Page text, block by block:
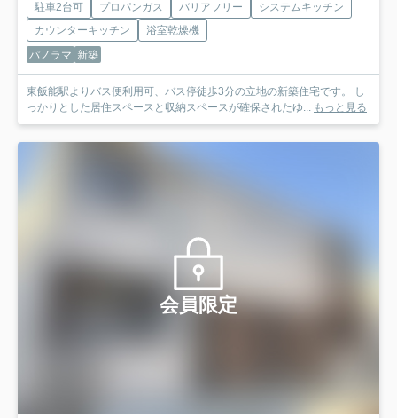
駐車2台可 プロパンガス バリアフリー
システムキッチン
カウンターキッチン
浴室乾燥機
パノラマ 新築
東飯能駅よりバス便利用可、バス停徒歩3分の立地の新築住宅です。 し
っかりとした居住スペースと収納スペースが確保されたゆ... もっと見る
会員限定